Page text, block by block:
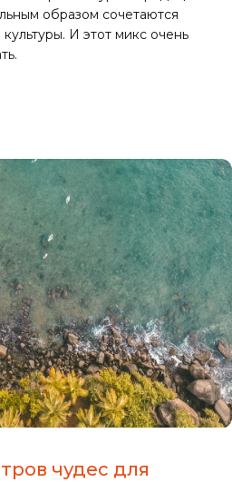
образом сочетаются
И этот микс очень
чудес для